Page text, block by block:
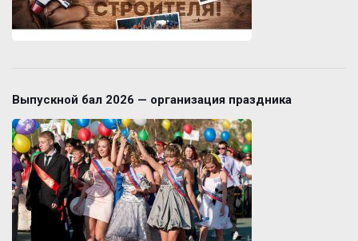
Выпускной бал 2026 — организация праздника